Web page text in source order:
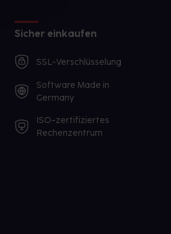
Sicher einkaufen
SSL-Verschlüsselung
Software Made in
Germany
ISO-zertifiziertes
Rechenzentrum